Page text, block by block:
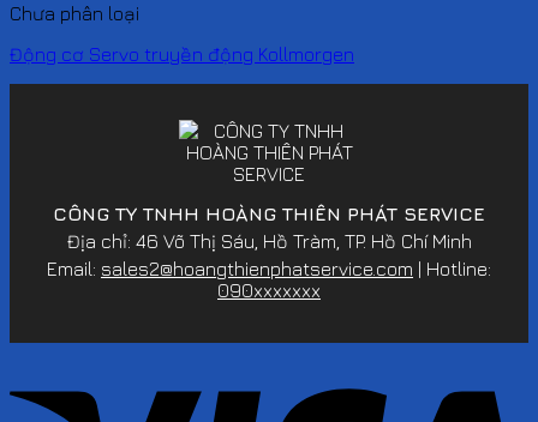
Chưa phân loại
Động cơ Servo truyền động Kollmorgen
CÔNG TY TNHH HOÀNG THIÊN PHÁT SERVICE
Địa chỉ: 46 Võ Thị Sáu, Hồ Tràm, TP. Hồ Chí Minh
Email: sales2@hoangthienphatservice.com | Hotline:
090xxxxxxx